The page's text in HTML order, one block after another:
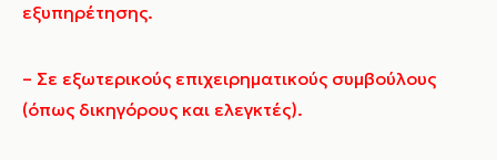
εξυπηρέτησης.
– Σε εξωτερικούς επιχειρηματικούς συμβούλους
(όπως δικηγόρους και ελεγκτές).